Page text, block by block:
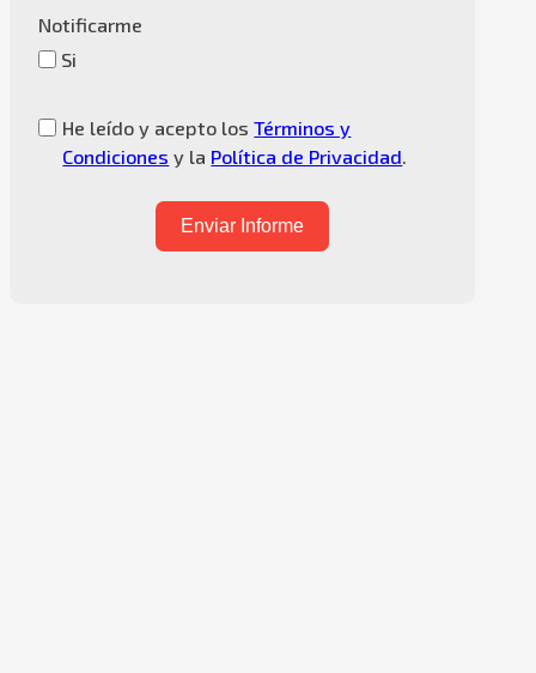
Notificarme
Si
He leído y acepto losTérminos y
Condiciones y la Política de Privacidad
Enviar Informe